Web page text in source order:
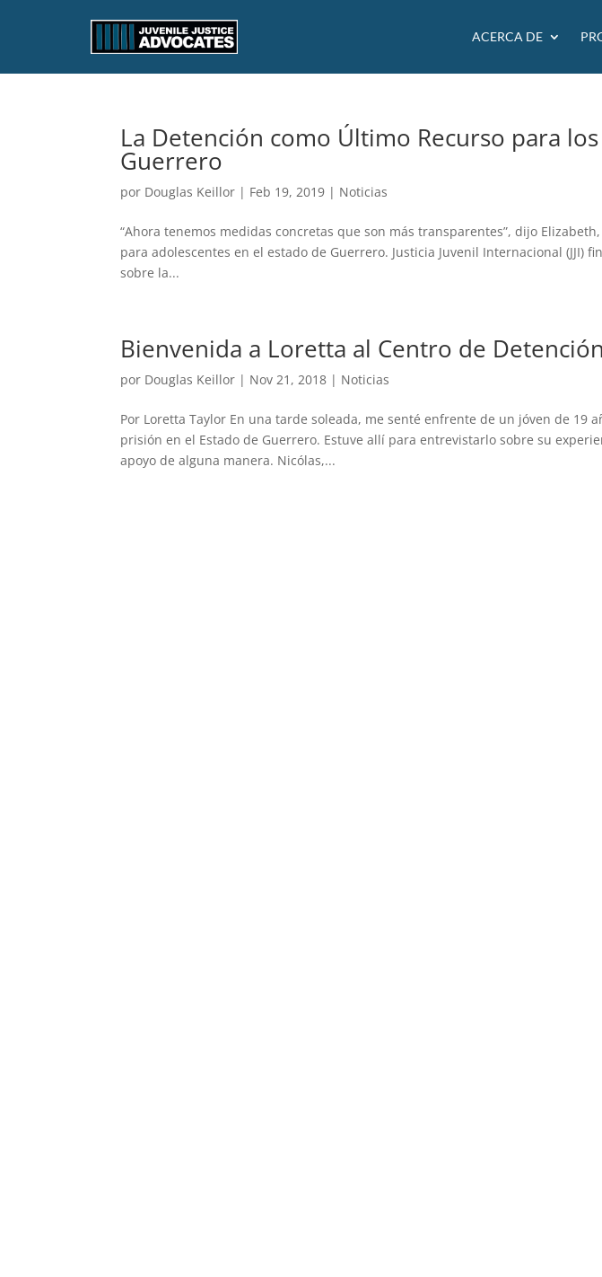
ACERCA DE
La Detención como Último Recurso para
Guerrero
por Douglas Keillor | Feb 19, 2019 | Noticias
“Ahora tenemos medidas concretas que son más transparentes”, dijo
para adolescentes en el estado de Guerrero. Justicia Juvenil Internacional (JJI)
sobre la...
Bienvenida a Loretta al Centro de
por Douglas Keillor | Nov 21, 2018 | Noticias
Por Loretta Taylor En una tarde soleada, me senté enfrente de un jóven de 19
prisión en el Estado de Guerrero. Estuve allí para entrevistarlo sobre su
apoyo de alguna manera. Nicólas,...